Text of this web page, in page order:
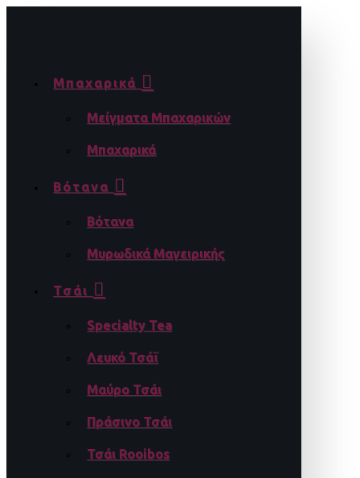
Μπαχαρικά
Μείγματα Μπαχαρικών
Μπαχαρικά
Βότανα
Βότανα
Μυρωδικά Μαγειρικής
Τσάι
Specialty Tea
Λευκό Τσάϊ
Μαύρο Τσάι
Πράσινο Τσάι
Τσάι Rooibos